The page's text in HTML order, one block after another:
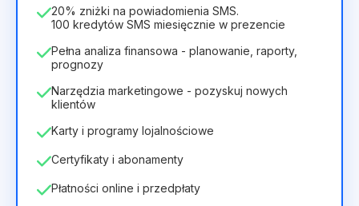
336zł za 12 Months
20% zniżki na powiadomienia SMS.
100 kredytów SMS miesięcznie w prezencie
Pełna analiza finansowa - planowanie, raporty,
prognozy
Narzędzia marketingowe - pozyskuj nowych
klientów
Karty i programy lojalnościowe
Certyfikaty i abonamenty
Płatności online i przedpłaty